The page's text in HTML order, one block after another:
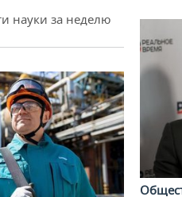
науки за неделю